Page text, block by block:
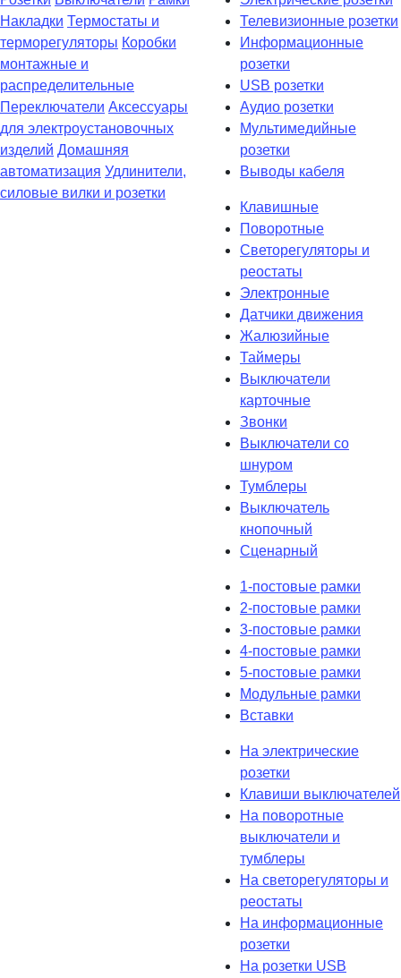
Накладки Термостаты и
терморегуляторы Коробки
монтажные и
распределительные
Переключатели Аксессуары
для электроустановочных
изделий Домашняя
автоматизация Удлинители,
силовые вилки и розетки
Телевизионные розетки
Информационные
розетки
USB розетки
Аудио розетки
Мультимедийные
розетки
Выводы кабеля
Клавишные
Поворотные
Светорегуляторы и
реостаты
Электронные
Датчики движения
Жалюзийные
Таймеры
Выключатели
карточные
Звонки
Выключатели со
шнуром
Тумблеры
Выключатель
кнопочный
Сценарный
1-постовые рамки
2-постовые рамки
3-постовые рамки
4-постовые рамки
5-постовые рамки
Модульные рамки
Вставки
На электрические
розетки
Клавиши выключателей
На поворотные
выключатели и
тумблеры
На светорегуляторы и
реостаты
На информационные
розетки
На розетки USB